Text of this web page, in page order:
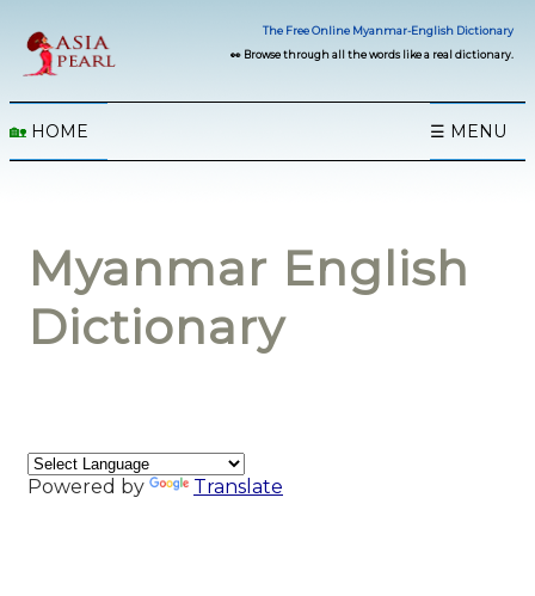
The Free Online Myanmar-English Dictionary
👀 Browse through all the words like a real dictionary.
🏡 HOME ☰ MENU
Myanmar English
Dictionary
Powered by Translate